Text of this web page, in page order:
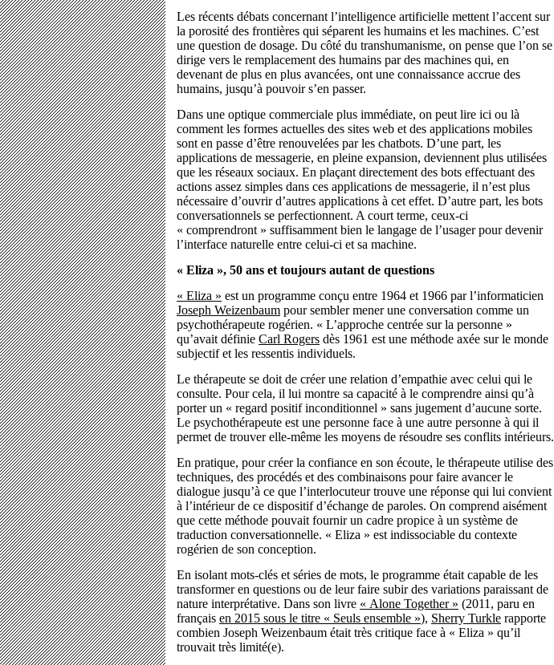
Les récents débats concernant l’intelligence artificielle mettent l’accent sur
la porosité des frontières qui séparent les humains et les machines. C’est
une question de dosage. Du côté du transhumanisme, on pense que l’on se
dirige vers le remplacement des humains par des machines qui, en
devenant de plus en plus avancées, ont une connaissance accrue des
humains, jusqu’à pouvoir s’en passer.
Dans une optique commerciale plus immédiate, on peut lire ici ou là
comment les formes actuelles des sites web et des applications mobiles
sont en passe d’être renouvelées par les chatbots. D’une part, les
applications de messagerie, en pleine expansion, deviennent plus utilisées
que les réseaux sociaux. En plaçant directement des bots effectuant des
actions assez simples dans ces applications de messagerie, il n’est plus
nécessaire d’ouvrir d’autres applications à cet effet. D’autre part, les bots
conversationnels se perfectionnent. A court terme, ceux-ci
« comprendront » suffisamment bien le langage de l’usager pour devenir
l’interface naturelle entre celui-ci et sa machine.
« Eliza », 50 ans et toujours autant de questions
« Eliza » est un programme conçu entre 1964 et 1966 par l’informaticien
Joseph Weizenbaum pour sembler mener une conversation comme un
psychothérapeute rogérien. « L’approche centrée sur la personne »
qu’avait définie Carl Rogers dès 1961 est une méthode axée sur le monde
subjectif et les ressentis individuels.
Le thérapeute se doit de créer une relation d’empathie avec celui qui le
consulte. Pour cela, il lui montre sa capacité à le comprendre ainsi qu’à
porter un « regard positif inconditionnel » sans jugement d’aucune sorte.
Le psychothérapeute est une personne face à une autre personne à qui il
permet de trouver elle-même les moyens de résoudre ses conflits intérieurs.
En pratique, pour créer la confiance en son écoute, le thérapeute utilise des
techniques, des procédés et des combinaisons pour faire avancer le
dialogue jusqu’à ce que l’interlocuteur trouve une réponse qui lui convient
à l’intérieur de ce dispositif d’échange de paroles. On comprend aisément
que cette méthode pouvait fournir un cadre propice à un système de
traduction conversationnelle. « Eliza » est indissociable du contexte
rogérien de son conception.
En isolant mots-clés et séries de mots, le programme était capable de les
transformer en questions ou de leur faire subir des variations paraissant de
nature interprétative. Dans son livre « Alone Together » (2011, paru en
français en 2015 sous le titre « Seuls ensemble »), Sherry Turkle rapporte
combien Joseph Weizenbaum était très critique face à « Eliza » qu’il
trouvait très limité(e).